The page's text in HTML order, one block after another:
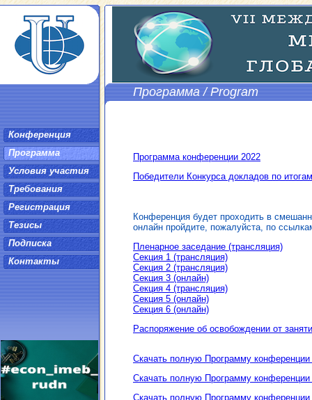
Конференция
Программа
Условия участия
Требования
Регистрация
Тезисы
Подписка
Контакты
Программа / Program
Программа конференции 2022
Победители Конкурса докладов по
Конференция будет проходить в
онлайн пройдите, пожалуйста, по
Пленарное заседание (трансляция)
Секция 1 (трансляция)
Секция 2 (трансляция)
Секция 3 (онлайн)
Секция 4 (трансляция)
Секция 5 (онлайн)
Секция 6 (онлайн)
Распоряжение об освобождении от
Скачать полную Программу конференции
Скачать полную Программу конференции
Скачать полную Программу конференции